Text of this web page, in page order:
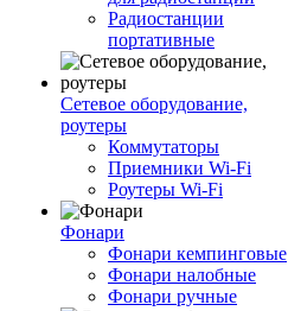
Радиостанции
портативные
Сетевое оборудование,
роутеры
Коммутаторы
Приемники Wi-Fi
Роутеры Wi-Fi
Фонари
Фонари кемпинговые
Фонари налобные
Фонари ручные